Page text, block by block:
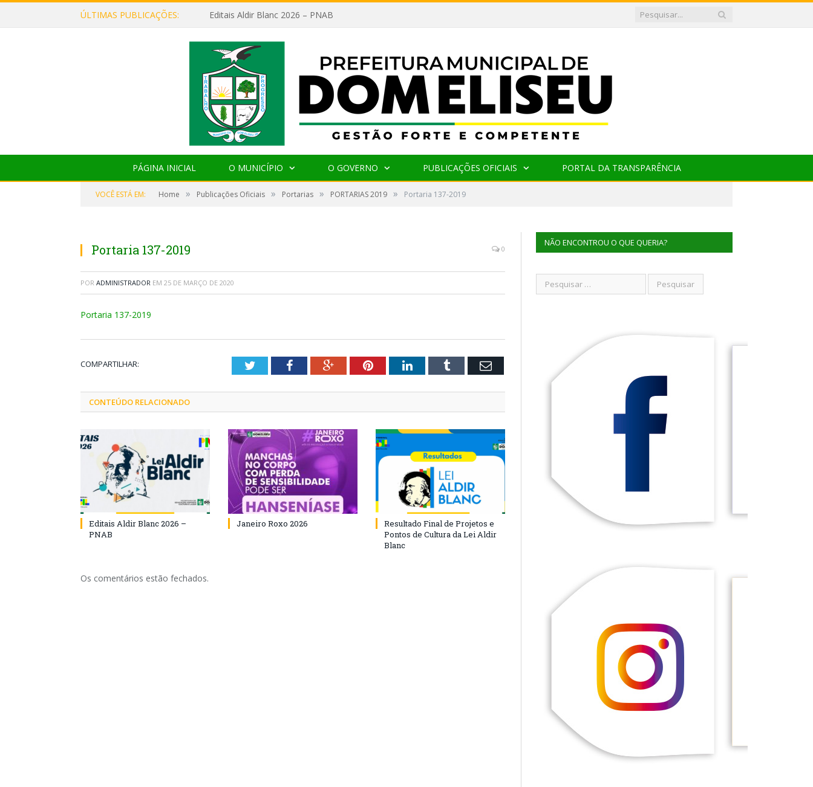
ÚLTIMAS PUBLICAÇÕES: Editais Aldir Blanc 2026 – PNAB
PÁGINA INICIAL O MUNICÍPIO O GOVERNO PUBLICAÇÕES OFICIAIS PORTAL DA TRANSPARÊNCIA
VOCÊ ESTÁ EM: Home » Publicações Oficiais » Portarias » PORTARIAS 2019 » Portaria 137-2019
Portaria 137-2019 0
POR ADMINISTRADOR EM 25 DE MARÇO DE 2020
Portaria 137-2019
COMPARTILHAR: TwitterFacebookGoogle+PinterestLinkedInTumblr Email
CONTEÚDO RELACIONADO
Editais Aldir Blanc 2026 –
PNAB
Janeiro Roxo 2026
Resultado Final de Projetos e
Pontos de Cultura da Lei Aldir
Blanc
Os comentários estão fechados.
NÃO ENCONTROU O QUE QUERIA?